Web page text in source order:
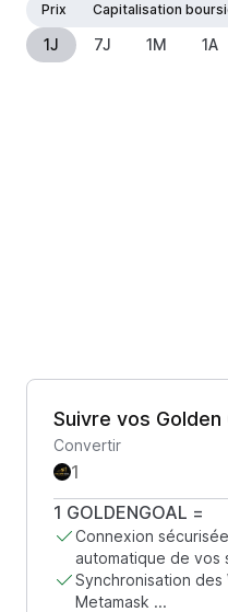
Prix
Capitalisation
1J 7J 1M 1A
Suivre vos Golden
Convertir
1 GOLDENGOAL =
Connexion
automatique de vos
Synchronisation des
Metamask ...